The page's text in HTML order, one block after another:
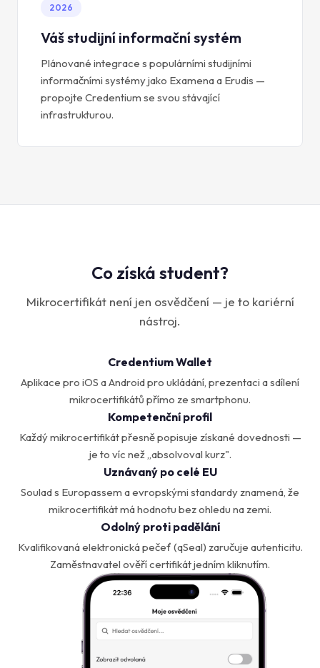
2026
Váš studijní informační systém
Plánované integrace s populárními studijními
informačními systémy jako Examena a Erudis —
propojte Credentium se svou stávající
infrastrukturou.
Co získá student?
Mikrocertifikát není jen osvědčení — je to kariérní
nástroj.
Credentium Wallet
Aplikace pro iOS a Android pro ukládání, prezentaci a sdílení
mikrocertifikátů přímo ze smartphonu.
Kompetenční profil
Každý mikrocertifikát přesně popisuje získané dovednosti —
je to víc než „absolvoval kurz".
Uznávaný po celé EU
Soulad s Europassem a evropskými standardy znamená, že
mikrocertifikát má hodnotu bez ohledu na zemi.
Odolný proti padělání
Kvalifikovaná elektronická pečeť (qSeal) zaručuje autenticitu.
Zaměstnavatel ověří certifikát jedním kliknutím.